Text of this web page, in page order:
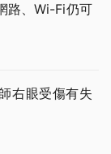
路、Wi-Fi仍可
右眼受傷有失